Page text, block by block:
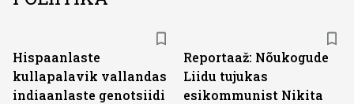
Hispaanlaste
kullapalavik vallandas
indiaanlaste genotsiidi
Reportaaž: Nõukogude
Liidu tujukas
esikommunist Nikita